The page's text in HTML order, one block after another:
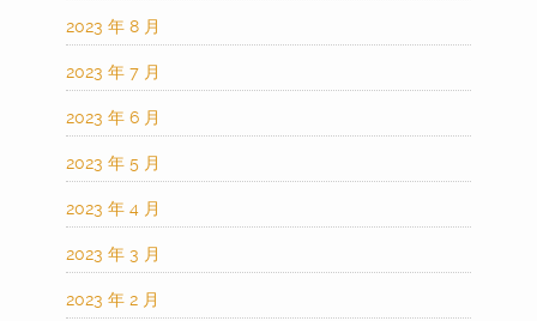
2023 年 8 月
2023 年 7 月
2023 年 6 月
2023 年 5 月
2023 年 4 月
2023 年 3 月
2023 年 2 月